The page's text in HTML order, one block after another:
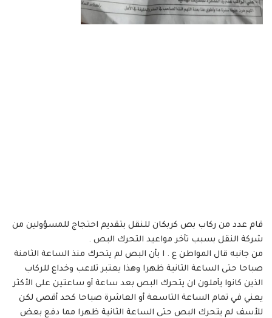
قام عدد من ركاب بص كربكان للنقل بتقديم احتجاج للمسؤولين من
شركة النقل بسبب تأخر مواعيد التحرك البص .
من جانبه قال المواطن ع . ا بأن البص لم يتحرك منذ الساعة الثامنة
صباحا حتى الساعة الثانية ظهرا وهذا يعتبر تلاعب وخداع للركاب
الذين كانوا يأملون ان يتحرك البص بعد ساعة أو ساعتين على الأكثر
يعني في تمام الساعة التاسعة أو العاشرة صباحا كحد أقصى لكن
للأسف لم يتحرك البص حتى الساعة الثانية ظهرا مما دفع بعض